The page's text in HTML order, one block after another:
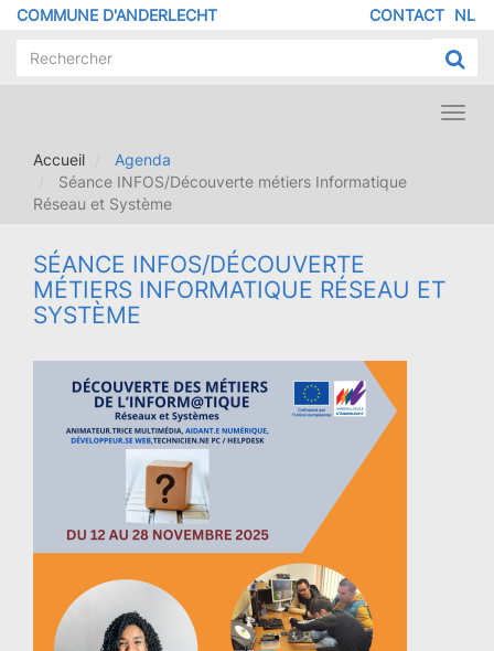
Aller
contenu
COMMUNE D'ANDERLECHT NL
DE
CONTACT
Accueil
Agenda
Séance INFOS/Découverte métiers Informatique
Réseau et Système
SÉANCE INFOS/DÉCOUVERTE
MÉTIERS INFORMATIQUE RÉSEAU ET
SYSTÈME